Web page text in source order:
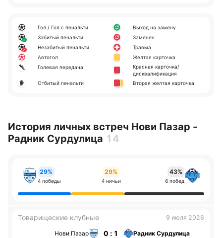
Гол / Гол с пенальти
Забитый пенальти
Незабитый пенальти
Автогол
Голевая передача
Отбитый пенальти
Выход на замену
Заменен
Травма
Желтая карточка
Красная карточка/
дисквалификация
Вторая желтая карточка
История личных встреч Нови Пазар -
Радник Сурдулица 14
29%
4 победы
29%
4 ничьи
43%
6 побед
Товарищеские клубные 9 июля 2026
Нови Пазар 0 : 1 Радник Сурдулица